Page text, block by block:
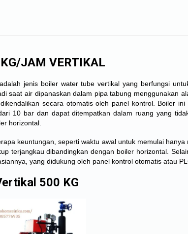
JAM VERTIKAL
jenis boiler water tube vertikal yang berfungsi
saat air dipanaskan dalam pipa tabung menggunakan
secara otomatis oleh panel kontrol. Boiler
10 bar dan dapat ditempatkan dalam ruang yang
horizontal.
keuntungan, seperti waktu awal untuk memulai
terjangkau dibandingkan dengan boiler horizontal.
yang didukung oleh panel kontrol otomatis atau
500 KG